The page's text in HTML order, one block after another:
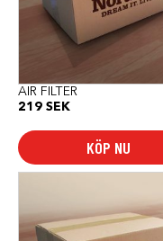
AIR FILTER
219 SEK
KÖP NU